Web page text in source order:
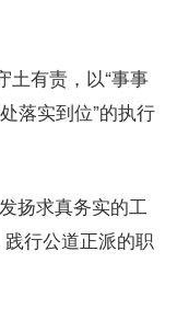
土有责，以“事事
落实到位”的执行
扬求真务实的工
行公道正派的职